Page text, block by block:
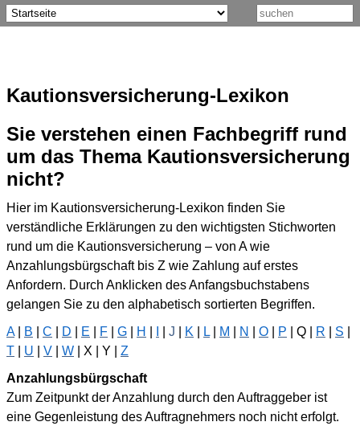
Kautionsversicherung-Lexikon
Sie verstehen einen Fachbegriff rund
um das Thema Kautionsversicherung
nicht?
Hier im Kautionsversicherung-Lexikon finden Sie
verständliche Erklärungen zu den wichtigsten Stichworten
rund um die Kautionsversicherung – von A wie
Anzahlungsbürgschaft bis Z wie Zahlung auf erstes
Anfordern. Durch Anklicken des Anfangsbuchstabens
gelangen Sie zu den alphabetisch sortierten Begriffen.
A| B C D E F G H J K L M N O P | Q | R S
T
U V W | X | Y | Z
Anzahlungsbürgschaft
Zum Zeitpunkt der Anzahlung durch den Auftraggeber ist
eine Gegenleistung des Auftragnehmers noch nicht erfolgt.